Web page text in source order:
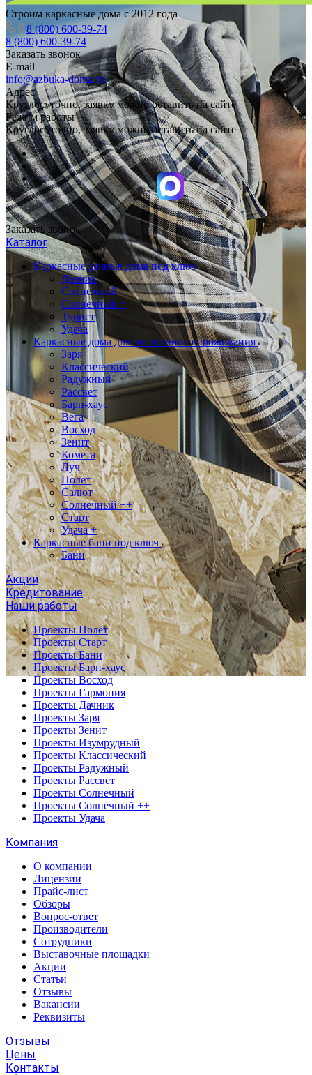
Строим каркасные дома с 2012 года
8 (800) 600-39-74
8 (800) 600-39-74
Заказать звонок
E-mail
info@azbuka-doma.ru
Адрес
Круглосуточно, заявку можно оставить на сайте
Режим работы
Круглосуточно, заявку можно оставить на сайте
Заказать звонок
Каталог
Каркасные дачные дома под ключ
Дачник
Солнечный
Солнечный +
Турист
Удача
Каркасные дома для постоянного проживания
Заря
Классический
Радужный
Рассвет
Барн-хаус
Вега
Восход
Зенит
Комета
Луч
Полет
Салют
Солнечный ++
Старт
Удача +
Каркасные бани под ключ
Бани
Акции
Кредитование
Наши работы
Проекты Полёт
Проекты Старт
Проекты Бани
Проекты Барн-хаус
Проекты Восход
Проекты Гармония
Проекты Дачник
Проекты Заря
Проекты Зенит
Проекты Изумрудный
Проекты Классический
Проекты Радужный
Проекты Рассвет
Проекты Солнечный
Проекты Солнечный ++
Проекты Удача
Компания
О компании
Лицензии
Прайс-лист
Обзоры
Вопрос-ответ
Производители
Сотрудники
Выставочные площадки
Акции
Статьи
Отзывы
Вакансии
Реквизиты
Отзывы
Цены
Контакты